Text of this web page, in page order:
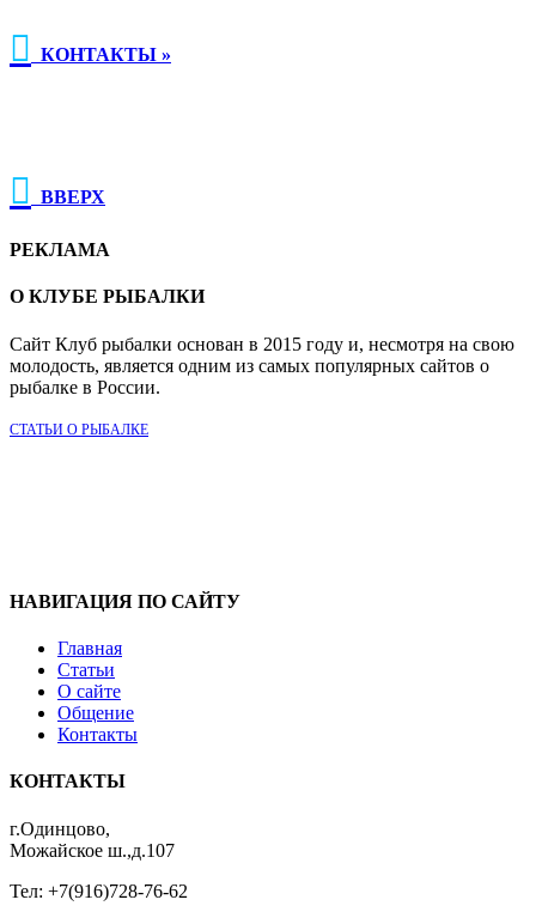
 КОНТАКТЫ »
 ВВЕРХ
РЕКЛАМА
О КЛУБЕ РЫБАЛКИ
Сайт Клуб рыбалки основан в 2015 году и, несмотря на свою
молодость, является одним из самых популярных сайтов о
рыбалке в России.
СТАТЬИ О РЫБАЛКЕ
НАВИГАЦИЯ ПО САЙТУ
Главная
Статьи
О сайте
Общение
Контакты
КОНТАКТЫ
г.Одинцово,
Можайское ш.,д.107
Тел: +7(916)728-76-62